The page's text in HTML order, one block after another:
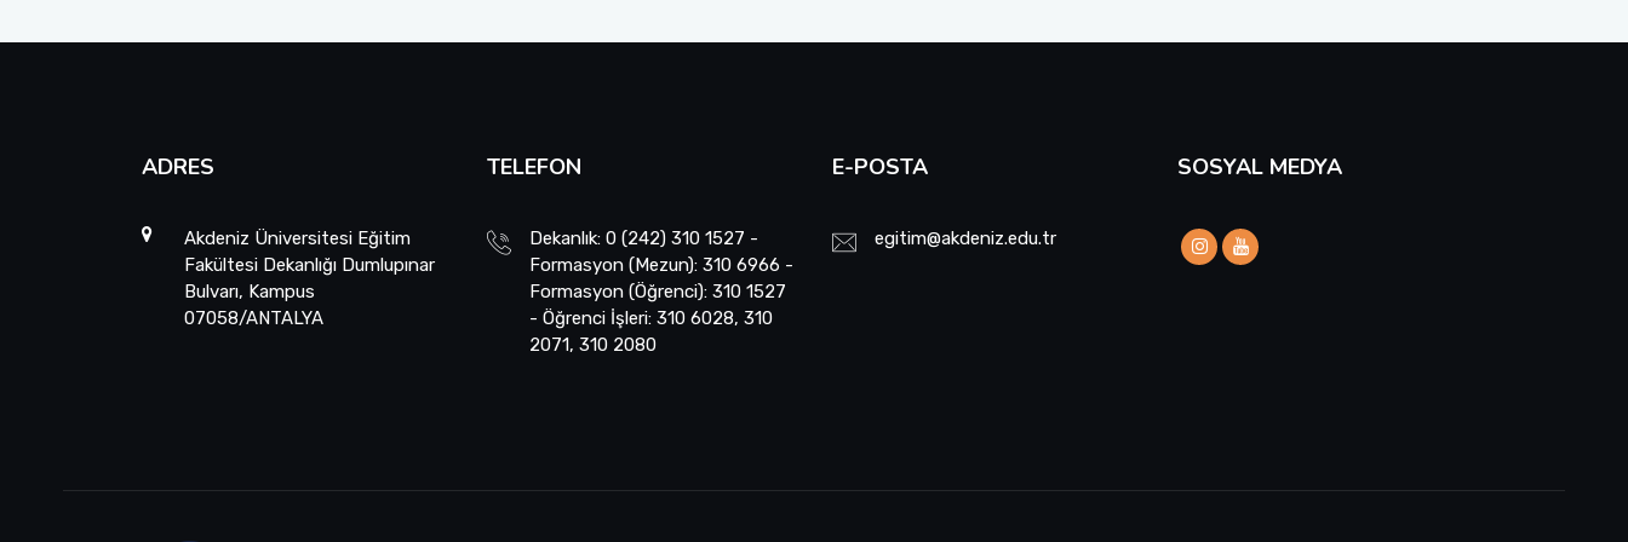
ADRES
Akdeniz Üniversitesi Eğitim
Fakültesi Dekanlığı Dumlupınar
Bulvarı, Kampus
07058/ANTALYA
TELEFON
Dekanlık: 0 (242) 310 1527 -
Formasyon (Mezun): 310 6966 -
Formasyon (Öğrenci): 310 1527
- Öğrenci İşleri: 310 6028, 310
2071, 310 2080
E-POSTA
egitim@akdeniz.edu.tr
SOSYAL MEDYA